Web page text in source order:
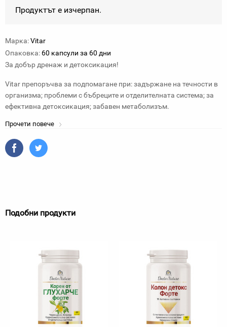
Продуктът е изчерпан.
Марка:Vitar
Опаковка: 60 капсули за 60 дни
За добър дренаж и детоксикация!
Vitar препоръчва за подпомагане при: задържане на течности в
организма; проблеми с бъбреците и отделителната система; за
ефективна детоксикация; забавен метаболизъм.
Прочети повече
Подобни продукти